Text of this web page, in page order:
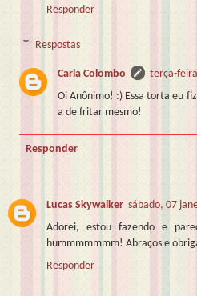
Responder
Respostas
Carla Colombo
terça-
Oi Anônimo! :) Essa torta eu
a de fritar mesmo!
Responder
Lucas Skywalker sábado, 07
Adorei, estou fazendo e
hummmmmmm! Abraços e
Responder